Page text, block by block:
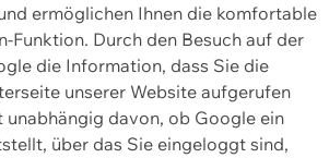
ermöglichen Ihnen die komfortable
Funktion. Durch den Besuch auf der
die Information, dass Sie die
unserer Website aufgerufen
unabhängig davon, ob Google ein
über das Sie eingeloggt sind,